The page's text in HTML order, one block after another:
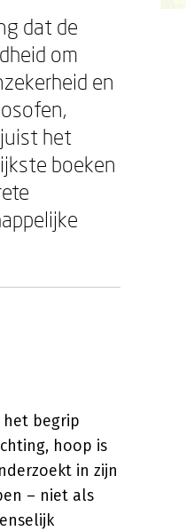
dat de
om
en
het
boeken
begrip
hoop is
in zijn
– niet als